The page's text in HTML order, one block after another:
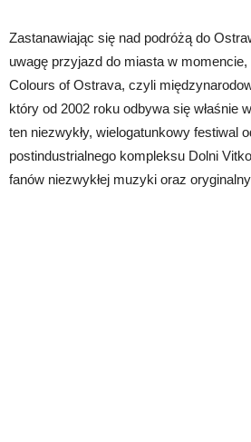
Zastanawiając się nad podróżą do
uwagę przyjazd do miasta w
Colours of Ostrava, czyli
który od 2002 roku odbywa się właśnie
ten niezwykły, wielogatunkowy festiwal
postindustrialnego kompleksu Dolni
fanów niezwykłej muzyki oraz